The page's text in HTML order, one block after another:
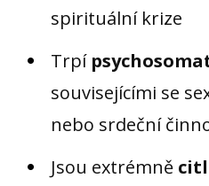
spirituální krize
Trpí
souvisejícími se
nebo srdeční
Jsou extrémně